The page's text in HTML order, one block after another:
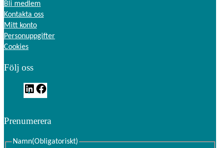
Bli medlem
Kontakta oss
Mitt konto
Personuppgifter
Cookies
Följ oss
L
i
k
d
a
e
o
Prenumerera
Namn(Obligatoriskt)